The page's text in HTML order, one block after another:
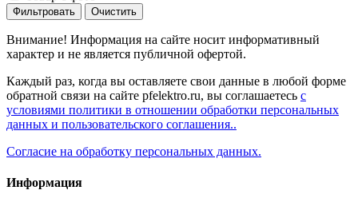
Фильтровать Очистить
Внимание! Информация на сайте носит информативный
характер и не является публичной офертой.
Каждый раз, когда вы оставляете свои данные в любой форме
обратной связи на сайте pfelektro.ru, вы соглашаетесь с
условиями политики в отношении обработки персональных
данных и пользовательского соглашения..
Согласие на обработку персональных данных.
Информация